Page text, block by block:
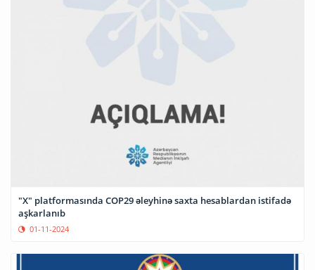
"X" platformasında COP29 əleyhinə saxta hesablardan istifadə
aşkarlanıb
01-11-2024